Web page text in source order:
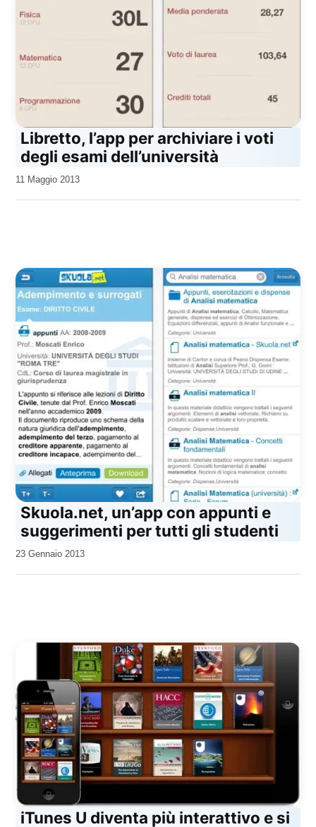
Libretto, l’app per archiviare i voti
degli esami dell’università
da
11 Maggio 2013
Skuola.net, un’app con appunti e
suggerimenti per tutti gli studenti
da
23 Gennaio 2013
iTunes U diventa più interattivo e si